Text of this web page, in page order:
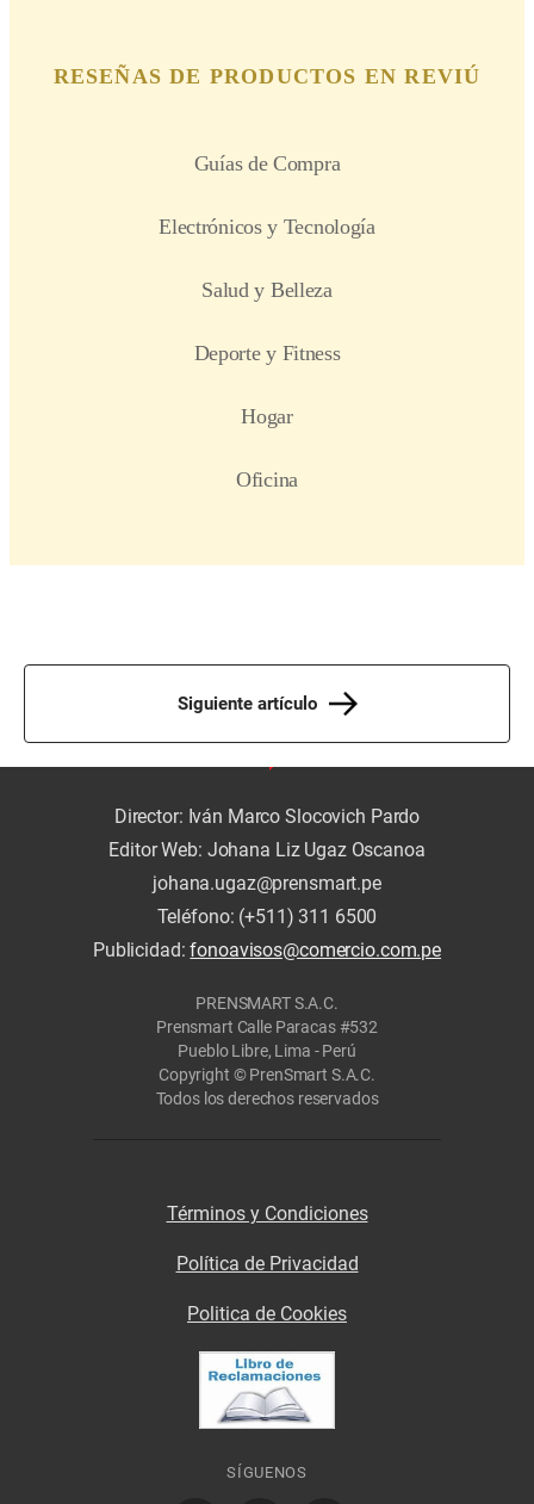
Siguiente artículo
Director: Iván Marco Slocovich Pardo
Editor Web: Johana Liz Ugaz Oscanoa
johana.ugaz@prensmart.pe
Teléfono: (+511) 311 6500
Publicidad:fonoavisos@comercio.com.pe
PRENSMART S.A.C.
Prensmart Calle Paracas #532
Pueblo Libre, Lima - Perú
Copyright © PrenSmart S.A.C.
Todos los derechos reservados
Términos y Condiciones
Política de Privacidad
Politica de Cookies
SÍGUENOS